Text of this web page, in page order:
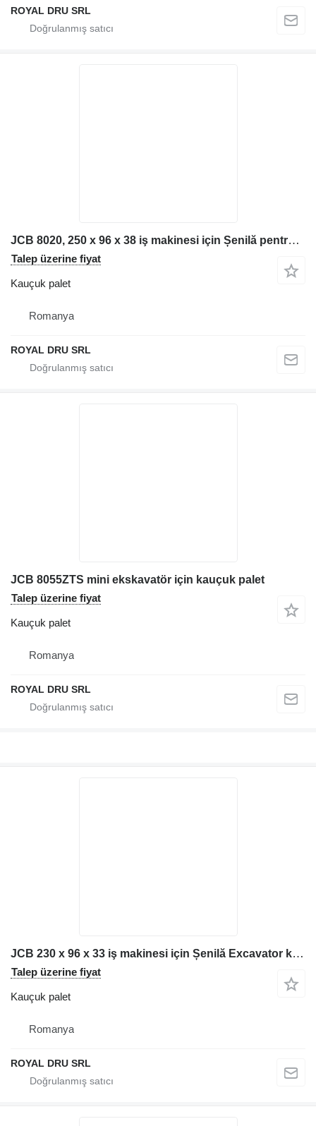
ROYAL DRU SRL
JCB 8020, 250 x 96 x 38 iş makinesi için Șenilă pentru excavator kauçuk palet
Talep üzerine fiyat
Kauçuk palet
Romanya
ROYAL DRU SRL
JCB 8055ZTS mini ekskavatör için kauçuk palet
Talep üzerine fiyat
Kauçuk palet
Romanya
ROYAL DRU SRL
JCB 230 x 96 x 33 iş makinesi için Șenilă Excavator kauçuk palet
Talep üzerine fiyat
Kauçuk palet
Romanya
ROYAL DRU SRL